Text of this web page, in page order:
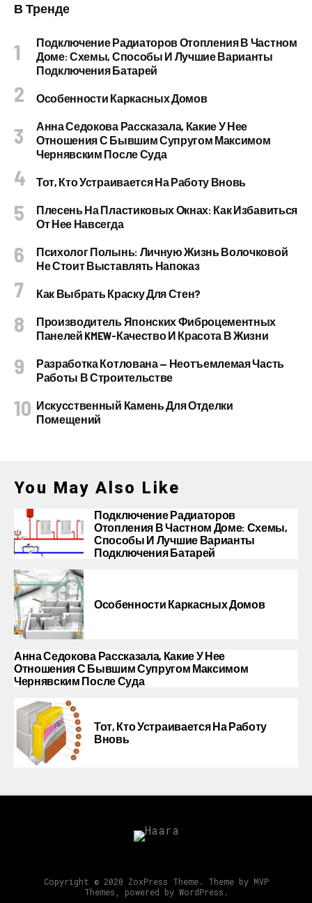
В Тренде
Подключение Радиаторов Отопления В Частном
Доме: Схемы, Способы И Лучшие Варианты
Подключения Батарей
Особенности Каркасных Домов
Анна Седокова Рассказала, Какие У Нее
Отношения С Бывшим Супругом Максимом
Чернявским После Суда
Тот, Кто Устраивается На Работу Вновь
Плесень На Пластиковых Окнах: Как Избавиться
От Нее Навсегда
Психолог Полынь: Личную Жизнь Волочковой
Не Стоит Выставлять Напоказ
Как Выбрать Краску Для Стен?
Производитель Японских Фиброцементных
Панелей KMEW-Качество И Красота В Жизни
Разработка Котлована — Неотъемлемая Часть
Работы В Строительстве
Искусственный Камень Для Отделки
Помещений
You May Also Like
Подключение Радиаторов
Отопления В Частном Доме: Схемы,
Способы И Лучшие Варианты
Подключения Батарей
Особенности Каркасных Домов
Анна Седокова Рассказала, Какие У Нее
Отношения С Бывшим Супругом Максимом
Чернявским После Суда
Тот, Кто Устраивается На Работу
Вновь
Copyright © 2020 ZoxPress Theme. Theme by MVP
Themes, powered by WordPress.